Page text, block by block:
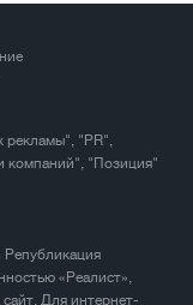
рекламы", "PR",
компаний", "Позиция"
«Реалист»,
Для интернет-